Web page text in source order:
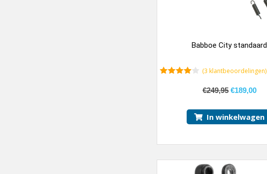
Babboe City standaard
(3 klantbeoordelingen)
€249,95 €189,00
In winkelwagen